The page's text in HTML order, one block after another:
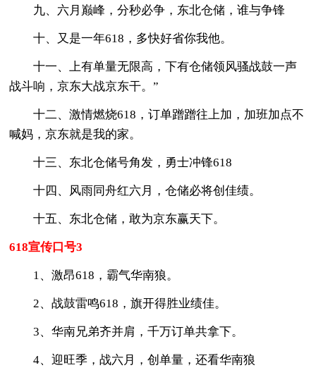
九、六月巅峰，分秒必争，东北仓储，谁与争锋
十、又是一年618，多快好省你我他。
十一、上有单量无限高，下有仓储领风骚战鼓一声
战斗响，京东大战京东干。”
十二、激情燃烧618，订单蹭蹭往上加，加班加点不
喊妈，京东就是我的家。
十三、东北仓储号角发，勇士冲锋618
十四、风雨同舟红六月，仓储必将创佳绩。
十五、东北仓储，敢为京东赢天下。
618宣传口号3
1、激昂618，霸气华南狼。
2、战鼓雷鸣618，旗开得胜业绩佳。
3、华南兄弟齐并肩，千万订单共拿下。
4、迎旺季，战六月，创单量，还看华南狼